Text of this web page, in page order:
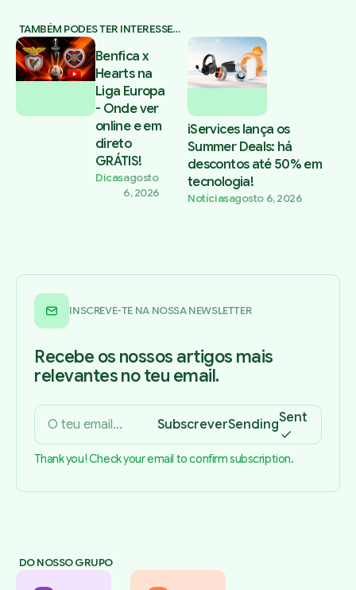
TAMBÉM PODES TER INTERESSE…
Benfica x
Hearts na
Liga Europa
- Onde ver
online e em
direto
GRÁTIS!
Dicasagosto
6, 2026
iServices lança os
Summer Deals: há
descontos até 50% em
tecnologia!
Notíciasagosto 6, 2026
INSCREVE-TE NA NOSSA NEWSLETTER
Recebe os nossos artigos mais
relevantes no teu email.
SubscreverSendingSent
Thank you! Check your email to confirm subscription.
DO NOSSO GRUPO